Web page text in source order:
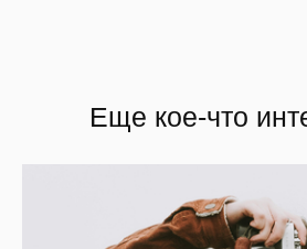
Еще кое-что